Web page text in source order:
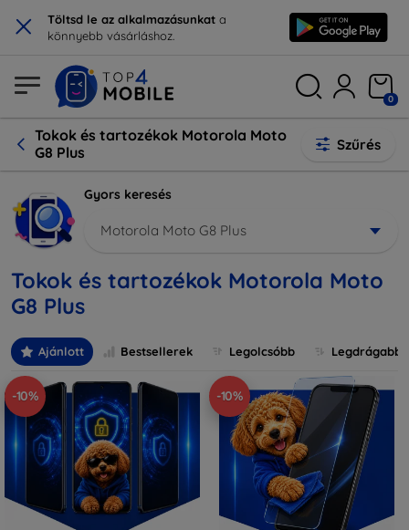
× Töltsd le az alkalmazásunkat a
könnyebb vásárláshoz.
0
Tokok és tartozékok Motorola Moto
G8 Plus
Szűrés
Gyors keresés
Motorola Moto G8 Plus
Tokok és tartozékok Motorola Moto
G8 Plus
Ajánlott Bestsellerek Legolcsóbb Legdrágabb
-10% -10%